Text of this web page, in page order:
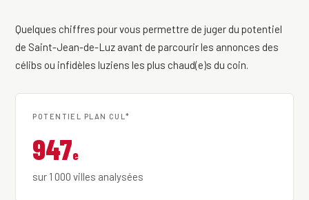
Quelques chiffres pour vous permettre de juger du potentiel
de Saint-Jean-de-Luz avant de parcourir les annonces des
célibs ou infidèles luziens les plus chaud(e)s du coin.
POTENTIEL PLAN CUL*
947e
sur 1 000 villes analysées